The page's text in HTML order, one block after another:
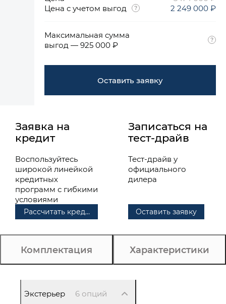
Цена с учетом выгод
2 249 000 ₽
Максимальная сумма
выгод — 925 000 ₽
Оставить заявку
Заявка на
кредит
Воспользуйтесь
широкой линейкой
кредитных
программ с гибкими
условиями
Рассчитать кредит
Записаться на
тест-драйв
Тест-драйв у
официального
дилера
Оставить заявку
Комплектация Характеристики
Экстерьер 6 опций